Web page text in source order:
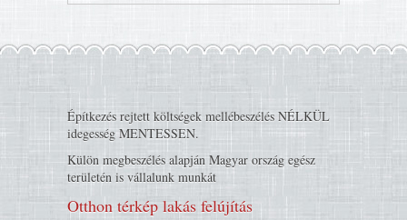
Építkezés rejtett költségek mellébeszélés NÉLKÜL
idegesség MENTESSEN.
Külön megbeszélés alapján Magyar ország egész
területén is vállalunk munkát
Otthon térkép lakás felújítás